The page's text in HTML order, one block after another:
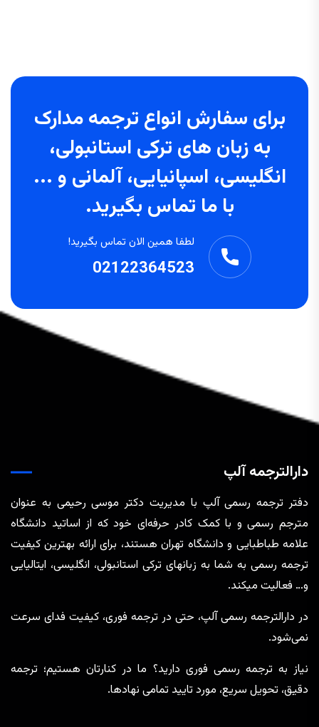
برای سفارش انواع ترجمه مدارک
به زبان های ترکی استانبولی،
انگلیسی، اسپانیایی، آلمانی و ...
با ما تماس بگیرید.
لطفا همین الان تماس بگیرید!
02122364523
دارالترجمه آلپ
دفتر ترجمه رسمی آلپ با مدیریت دکتر موسی رحیمی به عنوان
مترجم رسمی و با کمک کادر حرفه‌ای خود که از اساتید دانشگاه
علامه طباطبایی و دانشگاه تهران هستند، برای ارائه بهترین کیفیت
ترجمه رسمی به شما به زبانهای ترکی استانبولی، انگلیسی، ایتالیایی
و… فعالیت میکند.
در دارالترجمه رسمی آلپ، حتی در ترجمه‌ فوری، کیفیت فدای سرعت
نمی‌شود.
نیاز به ترجمه رسمی فوری دارید؟ ما در کنارتان هستیم؛ ترجمه
دقیق، تحویل سریع، مورد تایید تمامی نهادها.